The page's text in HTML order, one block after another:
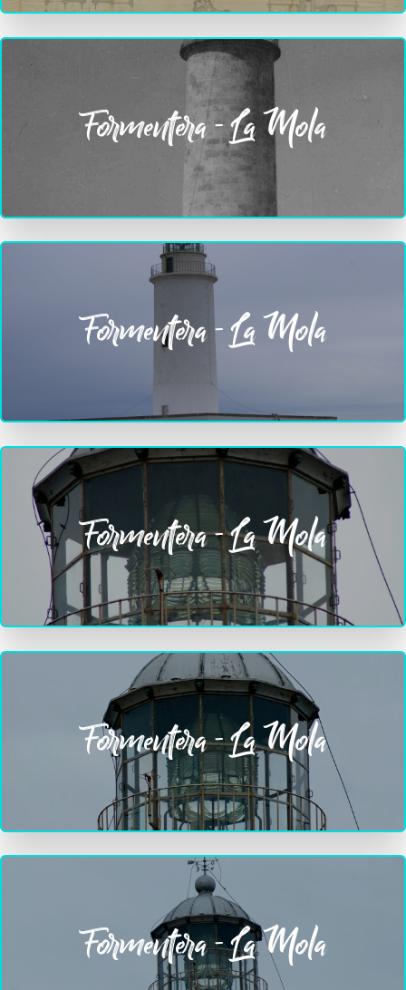
Formentera - La Mola
Formentera - La Mola
Formentera - La Mola
Formentera - La Mola
Formentera - La Mola